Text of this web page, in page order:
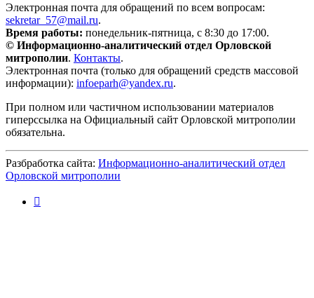
Электронная почта для обращений по всем вопросам:
sekretar_57@mail.ru.
Время работы: понедельник-пятница, с 8:30 до 17:00.
© Информационно-аналитический отдел Орловской
митрополии. Контакты.
Электронная почта (только для обращений средств массовой
информации): infoeparh@yandex.ru.
При полном или частичном использовании материалов
гиперссылка на Официальный сайт Орловской митрополии
обязательна.
Разбработка сайта: Информационно-аналитический отдел
Орловской митрополии